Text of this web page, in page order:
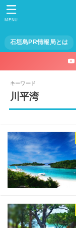
石垣島PR情報局とは
MENU
キーワード
川平湾